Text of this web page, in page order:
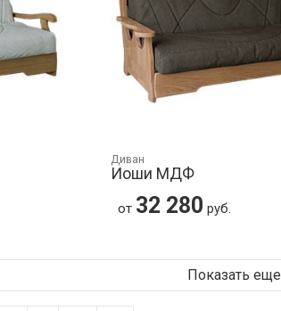
Диван
Иоши МДФ
от 32 280 руб.
Показать еще